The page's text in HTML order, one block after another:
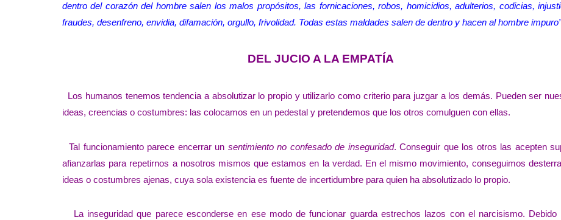
dentro del corazón del hombre salen los malos propósitos, las fornicaciones, robos, homicidios, adulterios, codicias,
fraudes, desenfreno, envidia, difamación, orgullo, frivolidad. Todas estas maldades salen de dentro y hacen al hombre
DEL JUCIO A LA EMPATÍA
Los humanos tenemos tendencia a absolutizar lo propio y utilizarlo como criterio para juzgar a los demás. Pueden ser
ideas, creencias o costumbres: las colocamos en un pedestal y pretendemos que los otros comulguen con ellas.
Tal funcionamiento parece encerrar un sentimiento no confesado de inseguridad. Conseguir que los otros las acepten
afianzarlas para repetirnos a nosotros mismos que estamos en la verdad. En el mismo movimiento, conseguimos
ideas o costumbres ajenas, cuya sola existencia es fuente de incertidumbre para quien ha absolutizado lo propio.
La inseguridad que parece esconderse en ese modo de funcionar guarda estrechos lazos con el narcisismo. Debido